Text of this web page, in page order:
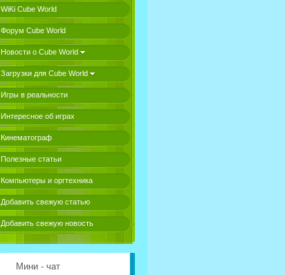
WiKi Cube World
Форум Cube World
Новости о Cube World
Загрузки для Cube World
Игры в реальности
Интересное об играх
Кинематограф
Полезные статьи
Компьютеры и оргтехника
Добавить свежую статью
Добавить свежую новость
Мини - чат